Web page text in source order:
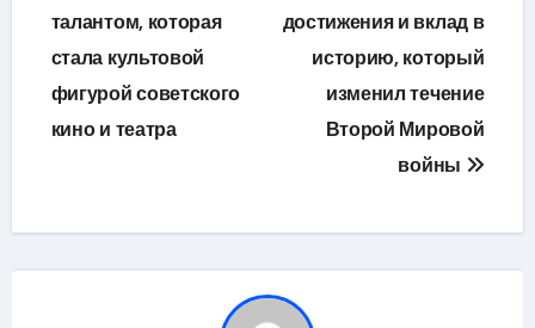
талантом, которая
стала культовой
фигурой советского
кино и театра
достижения и вклад в
историю, который
изменил течение
Второй Мировой
войны